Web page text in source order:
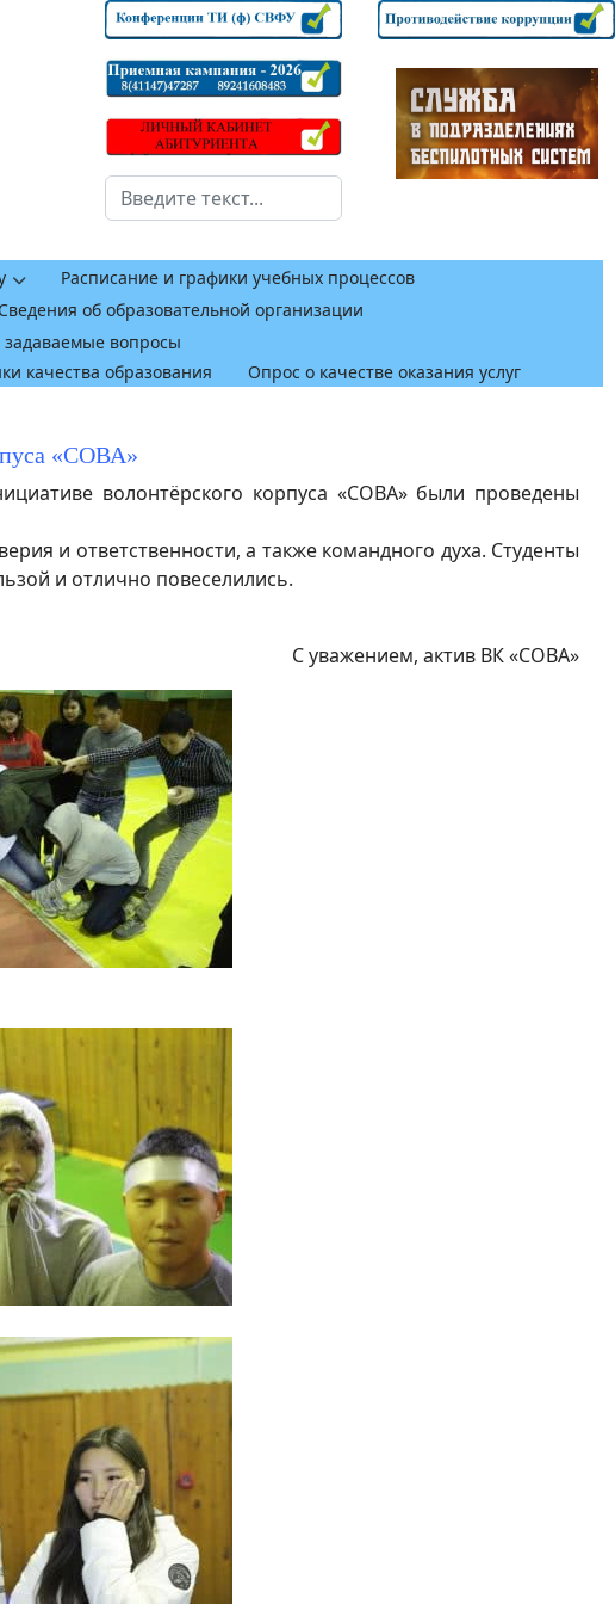
Поиск
Расписание и графики учебных процессов
Сведения об образовательной организации
задаваемые вопросы
качества образования Опрос о качестве оказания услуг
«СОВА»
волонтёрского корпуса «СОВА» были проведены
и ответственности, а также командного духа. Студенты
и отлично повеселились.
С уважением, актив ВК «СОВА»